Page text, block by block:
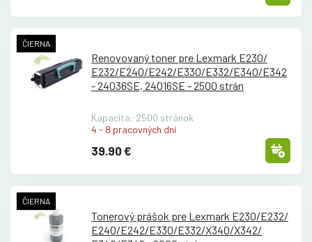
ČIERNA
Renovovaný toner pre Lexmark E230/
E232/E240/E242/E330/E332/E340/E342
- 24036SE, 24016SE - 2500 strán
Kapacita: 2500 stránok
4 - 8 pracovných dní
39.90 €
ČIERNA
Tonerový prášok pre Lexmark E230/E232/
E240/E242/E330/E332/X340/X342/